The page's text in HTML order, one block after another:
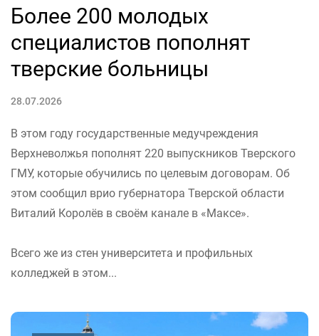
Более 200 молодых
специалистов пополнят
тверские больницы
28.07.2026
В этом году государственные медучреждения
Верхневолжья пополнят 220 выпускников Тверского
ГМУ, которые обучились по целевым договорам. Об
этом сообщил врио губернатора Тверской области
Виталий Королёв в своём канале в «Максе».
Всего же из стен университета и профильных
колледжей в этом...